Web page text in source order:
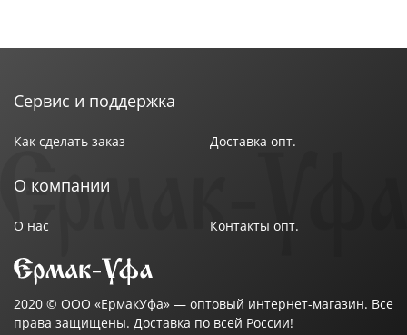
Сервис и поддержка
Как сделать заказ Доставка опт.
О компании
О нас Контакты опт.
2020 © ООО «ЕрмакУфа» — оптовый интернет-магазин. Все
права защищены. Доставка по всей России!